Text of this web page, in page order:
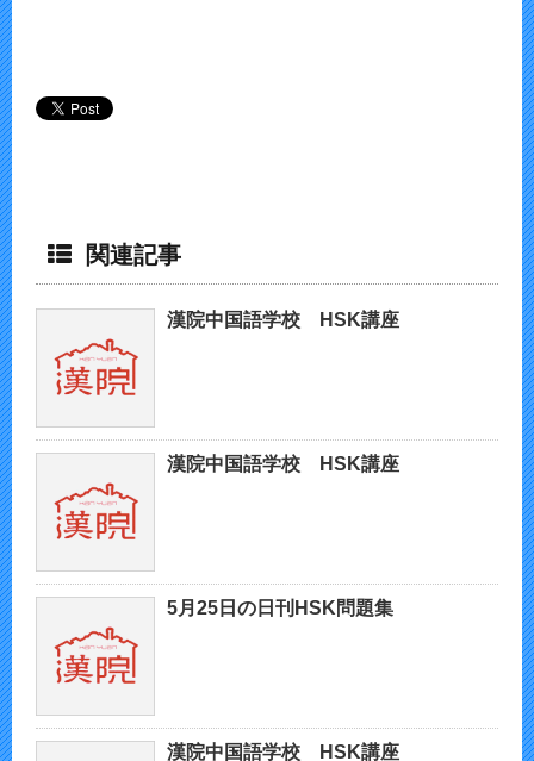
関連記事
漢院中国語学校 HSK講座
漢院中国語学校 HSK講座
5月25日の日刊HSK問題集
漢院中国語学校 HSK講座